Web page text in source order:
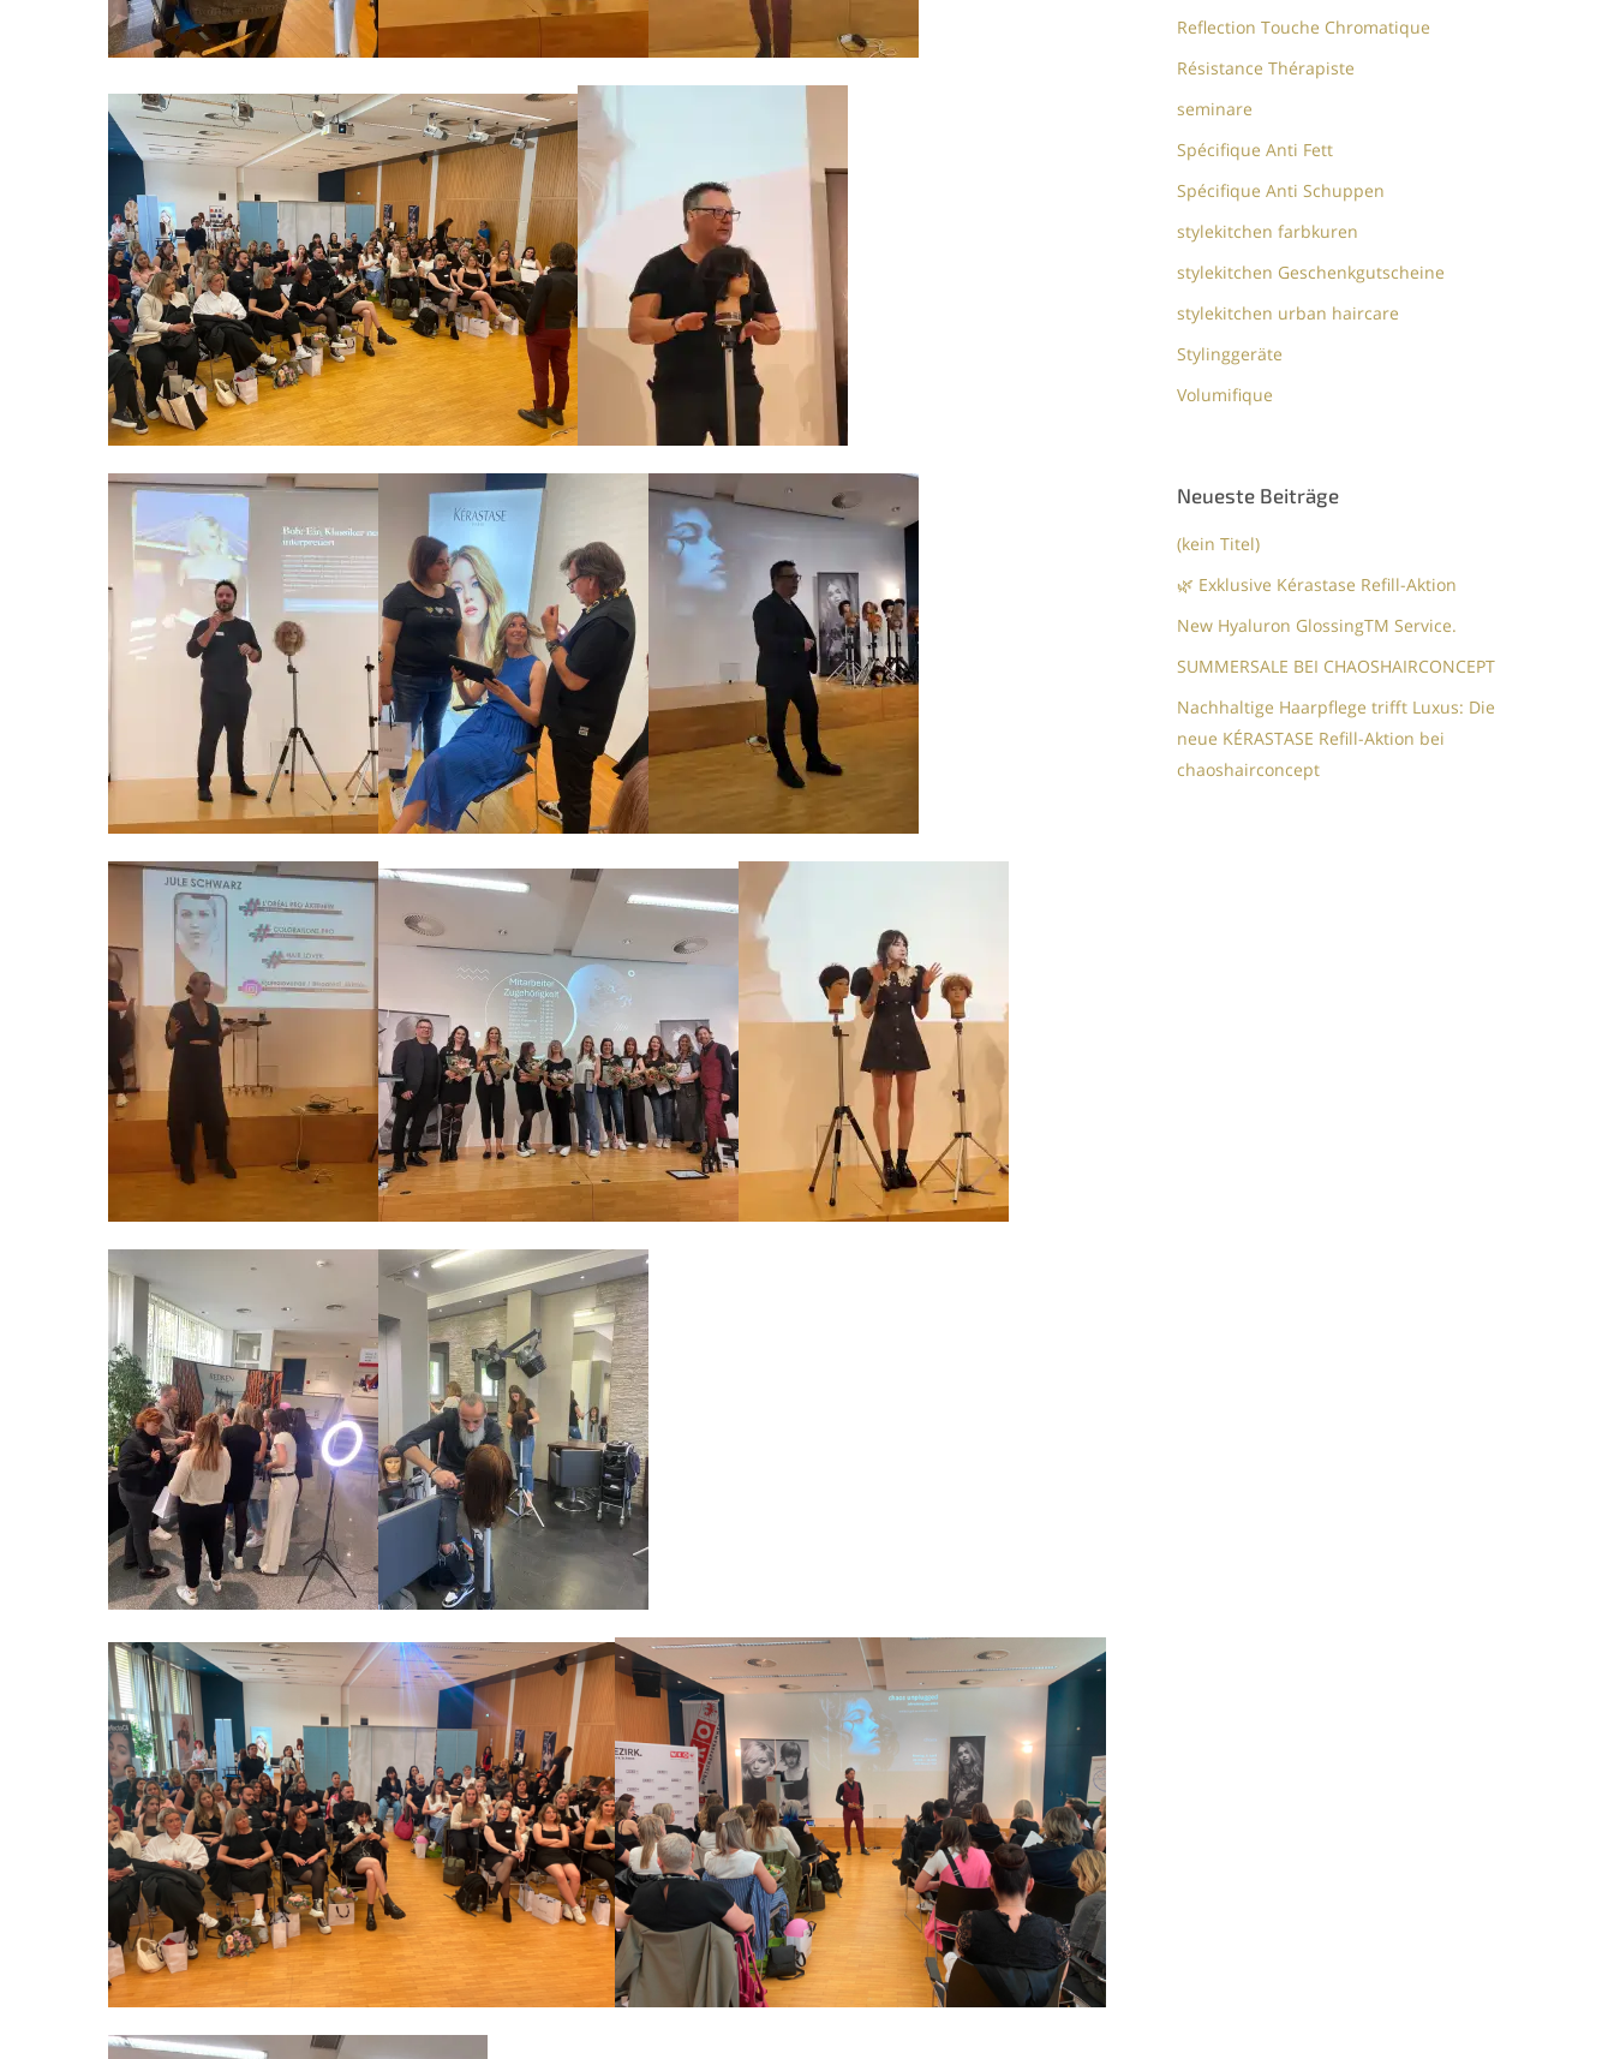
Reflection Touche Chromatique
Résistance Thérapiste
seminare
Spécifique Anti Fett
Spécifique Anti Schuppen
stylekitchen farbkuren
stylekitchen Geschenkgutscheine
stylekitchen urban haircare
Stylinggeräte
Volumifique
Neueste Beiträge
(kein Titel)
🌿 Exklusive Kérastase Refill-Aktion
New Hyaluron GlossingTM​ Service.​
SUMMERSALE BEI CHAOSHAIRCONCEPT
Nachhaltige Haarpflege trifft Luxus: Die
neue KÉRASTASE Refill-Aktion bei
chaoshairconcept